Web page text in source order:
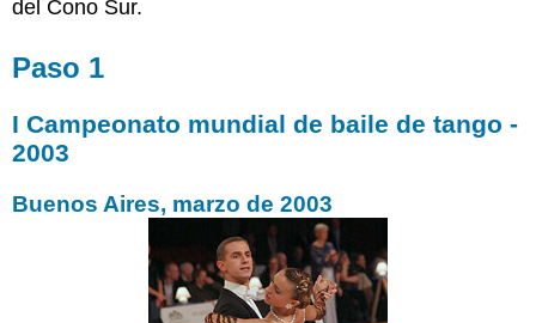
Aires,
2
abrazos
históricos
Argentina
del Cono Sur.
Paso 1
I Campeonato mundial de baile de tango -
2003
Buenos Aires, marzo de 2003